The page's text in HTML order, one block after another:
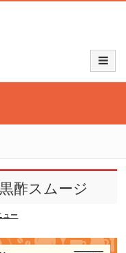
酢スムージ
ュー